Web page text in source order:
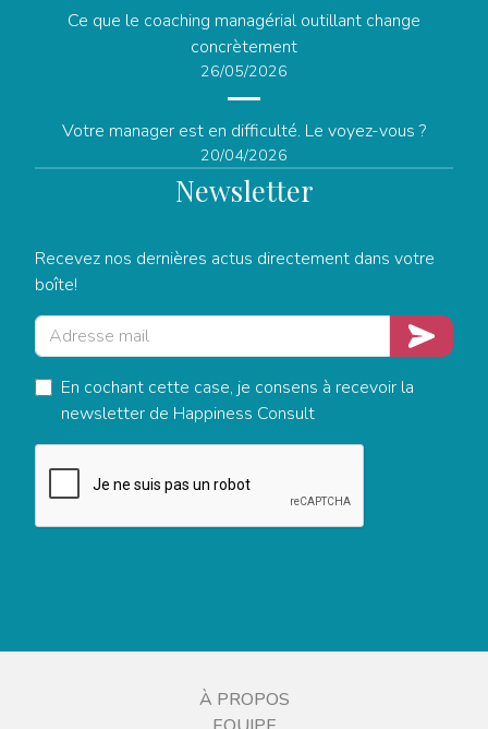
Ce que le coaching managérial outillant change
concrètement
26/05/2026
Votre manager est en difficulté. Le voyez-vous ?
20/04/2026
Newsletter
Recevez nos dernières actus directement dans votre
boîte!
Je
En cochant cette case, je consens à recevoir la
newsletter de Happiness Consult
À PROPOS